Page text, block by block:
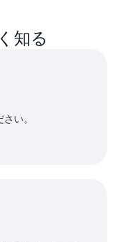
係者と安全に共
知る
い。